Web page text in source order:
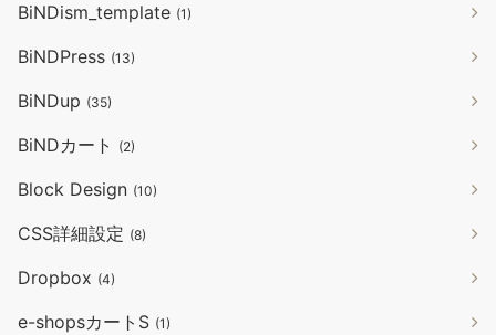
BiNDism_template (1)
BiNDPress (13)
BiNDup (35)
BiNDカート (2)
Block Design (10)
CSS詳細設定 (8)
Dropbox (4)
e-shopsカートS (1)